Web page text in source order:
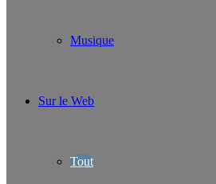
Musique
Sur le Web
Tout